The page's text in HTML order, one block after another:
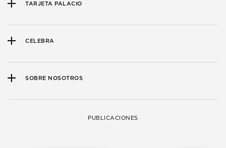
TARJETA PALACIO
CELEBRA
SOBRE NOSOTROS
PUBLICACIONES